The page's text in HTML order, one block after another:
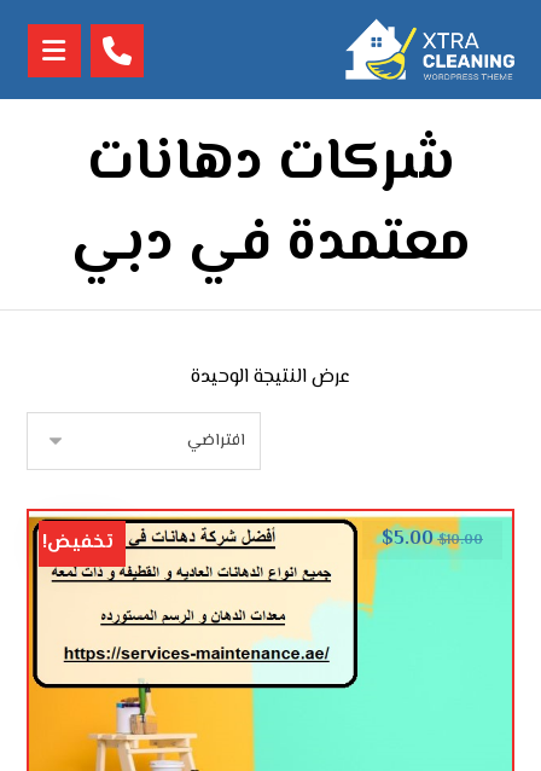
شركات دهانات
معتمدة في دبي
عرض النتيجة الوحيدة
$10.00
$5.00 تخفيض!